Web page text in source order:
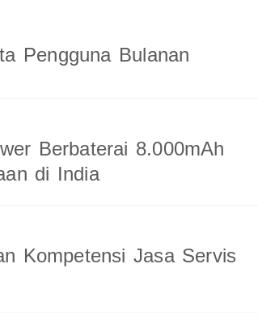
Pengguna Bulanan
Berbaterai 8.000mAh
di India
Kompetensi Jasa Servis